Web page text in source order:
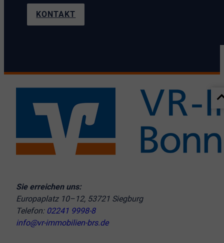
KONTAKT
Sie erreichen uns:
Europaplatz 10–12, 53721 Siegburg
Telefon: 02241 9998-8
info@vr-immobilien-brs.de